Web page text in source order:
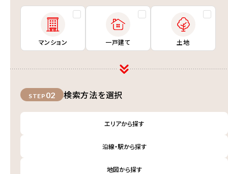
マンション 一戸建て 土地
STEP 02 検索方法を選択
エリアから探す
沿線・駅から探す
地図から探す